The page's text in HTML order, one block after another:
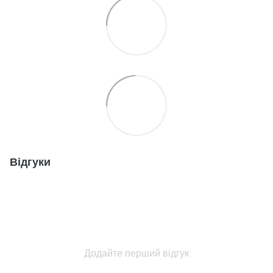
Відгуки
Додайте перший відгук